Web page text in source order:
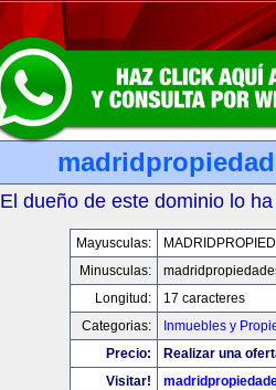
El dueño de este dominio lo
Mayusculas:
Minusculas:
Longitud:
17 caracteres
Categorias:
Inmuebles y
Precio:
Realizar una
Visitar!